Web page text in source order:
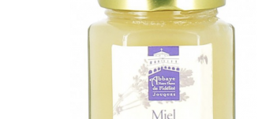
(9 avis)